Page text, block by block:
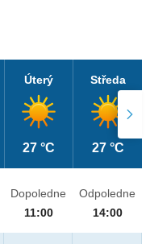
Úterý
27 °C
Středa
27 °C
Dopoledne
11:00
Odpoledne
14:00